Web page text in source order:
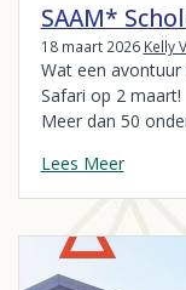
SAAM*
18 maart 2026 Kelly
Wat een
Safari op 2 maart!
Meer dan 50
Lees Meer